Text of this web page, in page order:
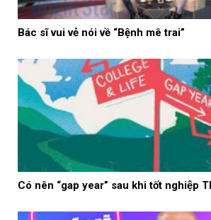
Bác sĩ vui vẻ nói về “Bệnh mê trai”
Có nên “gap year” sau khi tốt nghiệp